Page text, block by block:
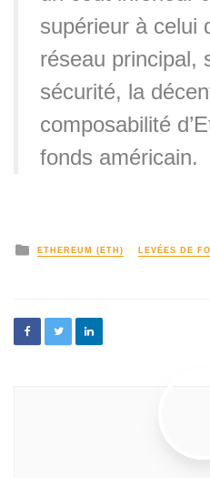
supérieur à celui
réseau principal,
sécurité, la
composabilité
fonds américain.
ETHEREUM (ETH) LEVÉES DE